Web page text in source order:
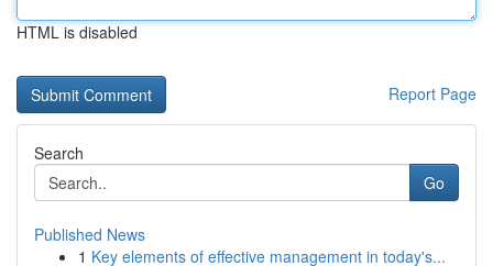
HTML is disabled
Report Page
Search
Go
Published News
1 Key elements of effective management in today's...